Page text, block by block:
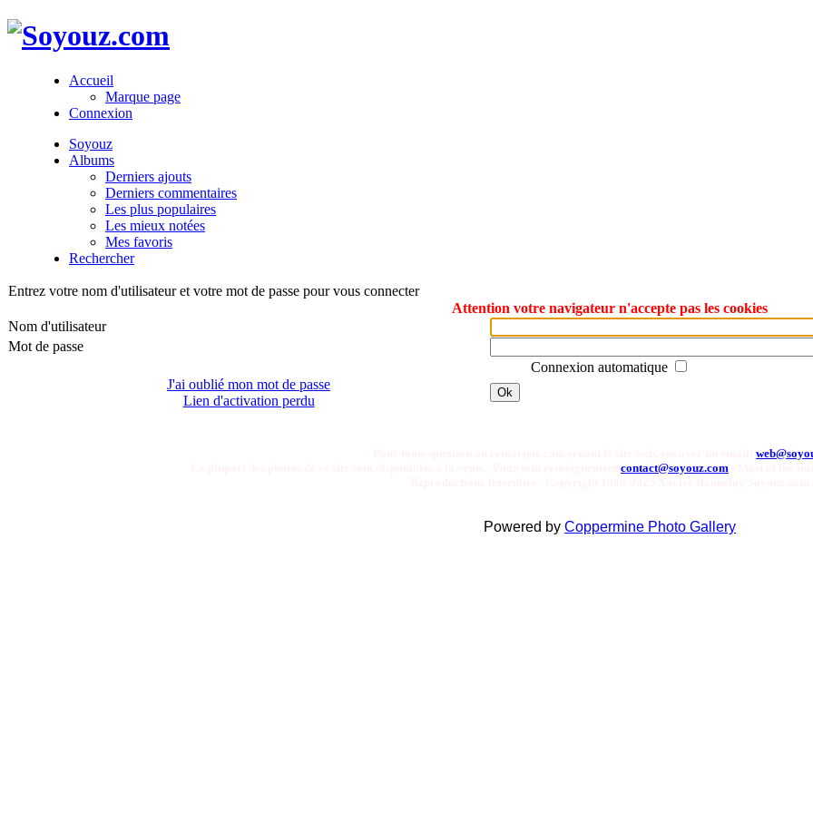
Accueil
Marque page
Connexion
Soyouz
Albums
Derniers ajouts
Derniers commentaires
Les plus populaires
Les mieux notées
Mes favoris
Rechercher
Entrez votre nom d'utilisateur et votre mot de passe pour vous connecter
Attention votre navigateur n'accepte pas les cookies
Nom d'utilisateur
Mot de passe
Connexion automatique
J'ai oublié mon mot de passe
Lien d'activation perdu
Ok
contact@soyouz.com
Powered by Coppermine Photo Gallery